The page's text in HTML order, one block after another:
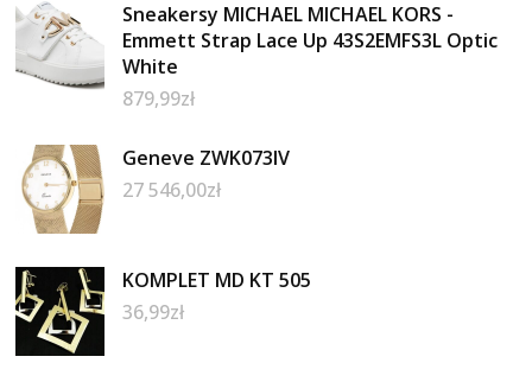
Sneakersy MICHAEL MICHAEL KORS -
Emmett Strap Lace Up 43S2EMFS3L Optic
White
879,99zł
Geneve ZWK073IV
27 546,00zł
KOMPLET MD KT 505
36,99zł